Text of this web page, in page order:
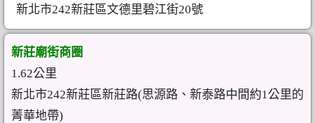
新北市242新莊區文德里碧江街20號
新莊廟街商圈
1.62公里
新北市242新莊區新莊路(思源路、新泰路中間約1公里的
菁華地帶)